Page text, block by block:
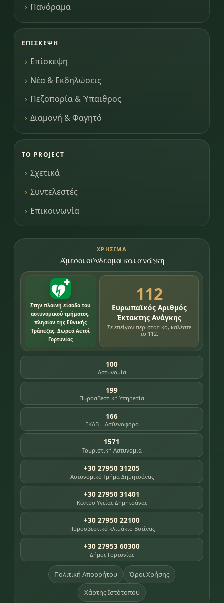
Πανόραμα
ΕΠΊΣΚΕΨΗ
Επίσκεψη
Νέα & Εκδηλώσεις
Πεζοπορία & Ύπαιθρος
Διαμονή & Φαγητό
ΤΟ PROJECT
Σχετικά
Συντελεστές
Επικοινωνία
ΧΡΉΣΙΜΑ
Άμεσοι σύνδεσμοι και ανάγκη
Στην πλαινή είσοδο του
αστυνομικού τμήματος,
πλησίον της Εθνικής
Τράπεζας. Δωρεά Αετοί
Γορτυνίας
112
Ευρωπαϊκός Αριθμός
Έκτακτης Ανάγκης
Σε επείγον περιστατικό, καλέστε
το 112.
100
Αστυνομία
199
Πυροσβεστική Υπηρεσία
166
ΕΚΑΒ – Ασθενοφόρο
1571
Τουριστική Αστυνομία
+30 27950 31205
Αστυνομικό Τμήμα Δημητσάνας
+30 27950 31401
Κέντρο Υγείας Δημητσάνας
+30 27950 22100
Πυροσβεστικό κλιμάκιο Βυτίνας
+30 27953 60300
Δήμος Γορτυνίας
Πολιτική Απορρήτου Όροι Χρήσης
Χάρτης Ιστότοπου